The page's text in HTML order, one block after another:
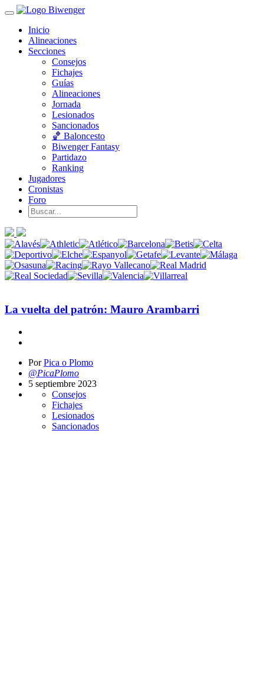
Inicio
Alineaciones
Secciones
Consejos
Fichajes
Guías
Alineaciones
Jornada
Lesionados
Sancionados
🏀 Baloncesto
Biwenger Fantasy
Partidazo
Ranking
Jugadores
Cronistas
Foro
La vuelta del patrón: Mauro Arambarri
PorPica o Plomo
@PicaPlomo
5 septiembre 2023
Consejos
Fichajes
Lesionados
Sancionados